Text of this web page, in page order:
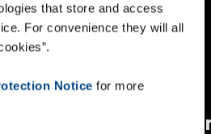
that store and access
For convenience they will all
Notice for more
M
abgewickelt